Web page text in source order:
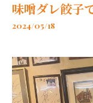
味噌ダレ餃子
2024/05/18